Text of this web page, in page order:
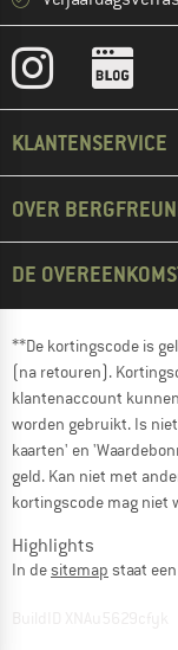
KLANTENSERVICE
OVER
DE
**De kortingscode is
(na retouren).
klantenaccount
worden gebruikt. Is
kaarten' en
geld. Kan niet met
kortingscode mag niet
Highlights
In desitemap staat